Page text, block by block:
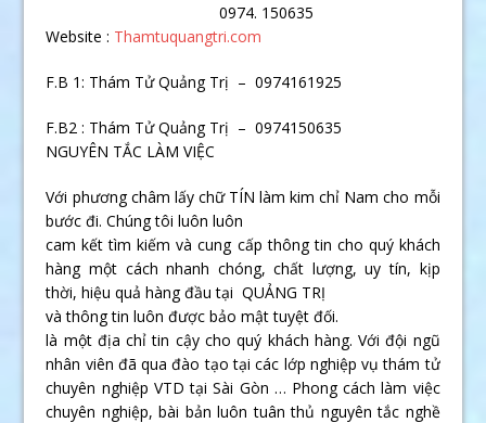
0974. 150635
Website : Thamtuquangtri.com
F.B 1: Thám Tử Quảng Trị – 0974161925
F.B2 : Thám Tử Quảng Trị – 0974150635
NGUYÊN TẮC LÀM VIỆC
Với phương châm lấy chữ TÍN làm kim chỉ Nam cho mỗi
bước đi. Chúng tôi luôn luôn
cam kết tìm kiếm và cung cấp thông tin cho quý khách
hàng một cách nhanh chóng, chất lượng, uy tín, kịp
thời, hiệu quả hàng đầu tại QUẢNG TRỊ
và thông tin luôn được bảo mật tuyệt đối.
là một địa chỉ tin cậy cho quý khách hàng. Với đội ngũ
nhân viên đã qua đào tạo tại các lớp nghiệp vụ thám tử
chuyên nghiệp VTD tại Sài Gòn … Phong cách làm việc
chuyên nghiệp, bài bản luôn tuân thủ nguyên tắc nghề